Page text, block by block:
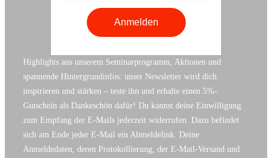
Highlights aus unserem Seminarprogramm, Aktionen und
spannende Hintergrundinfos: unser Newsletter wird dich
inspirieren und stärken – teste ihn und erhalte einen 5%-
Gutschein als Dankeschön dafür! Du kannst deine Einwilligung
zum Empfang der E-Mails jederzeit widerrufen. Dazu befindet
sich am Ende jeder E-Mail ein Abmeldelink. Deine
Anmeldedaten, deren Protokollierung, der E-Mail-Versand und